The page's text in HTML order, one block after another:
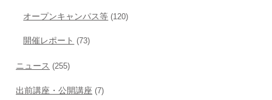
オープンキャンパス等 (120)
開催レポート (73)
ニュース (255)
出前講座・公開講座 (7)